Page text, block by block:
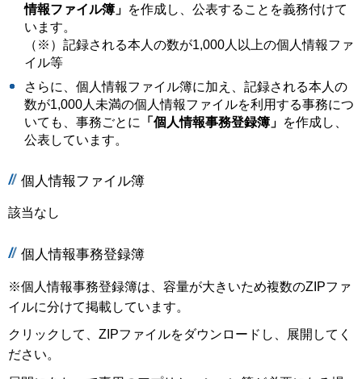
情報ファイル簿」 を作成し、公表することを義務付けて
います。
（※）記録される本人の数が1,000人以上の個人情報ファ
イル等
さらに、個人情報ファイル簿に加え、記録される本人の
数が1,000人未満の個人情報ファイルを利用する事務につ
いても、事務ごとに
「個人情報事務登録簿」 を作成し、
公表しています。
個人情報ファイル簿
該当なし
個人情報事務登録簿
※個人情報事務登録簿は、容量が大きいため複数のZIPファ
イルに分けて掲載しています。
クリックして、ZIPファイルをダウンロードし、展開してく
ださい。